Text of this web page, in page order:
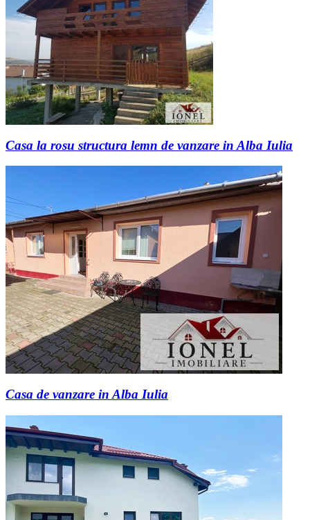
Casa la rosu structura lemn de vanzare in Alba Iulia
Casa de vanzare in Alba Iulia